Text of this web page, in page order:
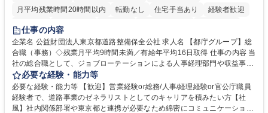
月平均残業時間20時間以内
転勤なし 住宅手当あり
経験者歓迎
研修あり
退職金あり
駅近5分以内
資格取得手当あり 食事補助あり
仕事の内容
企業名 公益財団法人東京都道路整備保全公社 求人名 【都庁グループ】総
合職（事務）◇残業月平均9時間未満／有給年平均16日取得 仕事の内容 当
社の総合職として、ジョブローテーションによる人事経理部門や収益事業
等のフロント部門の部署等幅広い部署での業務をお任せいたします。研修
制度やキャリア支援が充実しております！ ※下記業務詳細 【業務詳細】■
管理部門：広報、人事、経理など当公社の運営に係る管理業務 ■収益部
門：駐車場の新規開拓、管理運営、新宿駅西口広場の「イベントコーナ
必要な経験・能力等
必要な経験・能力等 【歓迎】営業経験or総務/人事/経理経験or官公庁職員
経験者で、道路事業のゼネラリストとしてのキャリアを積みたい方【社
風】社内関係部署や東京都と連携が必要なため綿密にコミュニケーション